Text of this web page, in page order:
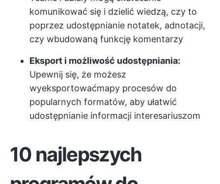
komunikować się i dzielić wiedzą, czy to
poprzez udostępnianie notatek, adnotacji,
czy wbudowaną funkcję komentarzy
Eksport i możliwość udostępniania:
Upewnij się, że możesz
wyeksportowaćmapy procesów do
popularnych formatów, aby ułatwić
udostępnianie informacji interesariuszom
10 najlepszych